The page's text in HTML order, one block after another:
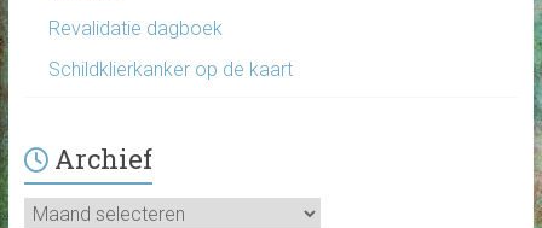
Revalidatie dagboek
Schildklierkanker op de kaart
Archief
Archief